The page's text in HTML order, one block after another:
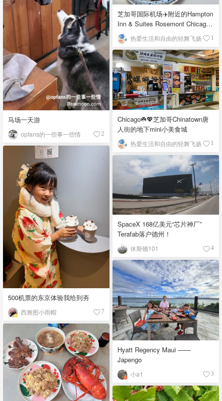
马场一天游
opfans的一些事一些情 2
芝加哥国际机场✈️附近的Hampton
Inn & Suites Rosemont Chicago
O'Hare自助早餐
热爱生活和自由的轻舞飞扬 1
Chicago☘️💖芝加哥Chinatown唐
人街的地下mini小美食城
热爱生活和自由的轻舞飞扬 1
500机票的东京体验我给到夯
西雅图小雨帽 7
SpaceX 168亿美元“芯片神厂”
Terafab落户德州！
休斯顿101 4
Hyatt Regency Maui ——
Japengo
小a1 3